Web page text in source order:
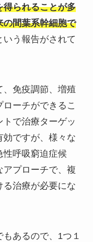
得られることが多
の間葉系幹細胞で
いう報告がされて
、免疫調節、増殖
ーチができるこ
で治療ターゲッ
効ですが、様々な
性呼吸窮迫症候
プローチで、複
治療が必要にな
あるので、1つ１